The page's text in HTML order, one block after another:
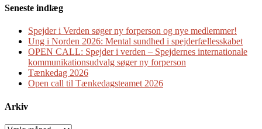
Seneste indlæg
Spejder i Verden søger ny forperson og nye medlemmer!
Ung i Norden 2026: Mental sundhed i spejderfællesskabet
OPEN CALL: Spejder i verden – Spejdernes internationale
kommunikationsudvalg søger ny forperson
Tænkedag 2026
Open call til Tænkedagsteamet 2026
Arkiv